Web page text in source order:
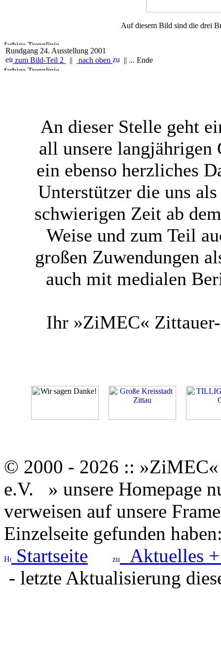
Auf diesem Bild sind die drei
Rundgang 24. Ausstellung 2001
zum Bild-Teil 2
|| nach oben || ... Ende
An dieser Stelle geht
all unsere langjährigen
ein ebenso herzliches
Unterstützer die uns
schwierigen Zeit ab
Weise und zum Teil
großen Zuwendungen
auch mit medialen
Ihr »ZiMEC«
© 2000 - 2026 ::
e.V.
» unsere Homepage
verweisen auf unsere
Einzelseite gefunden
Startseite
Aktuelles
- letzte Aktualisierung